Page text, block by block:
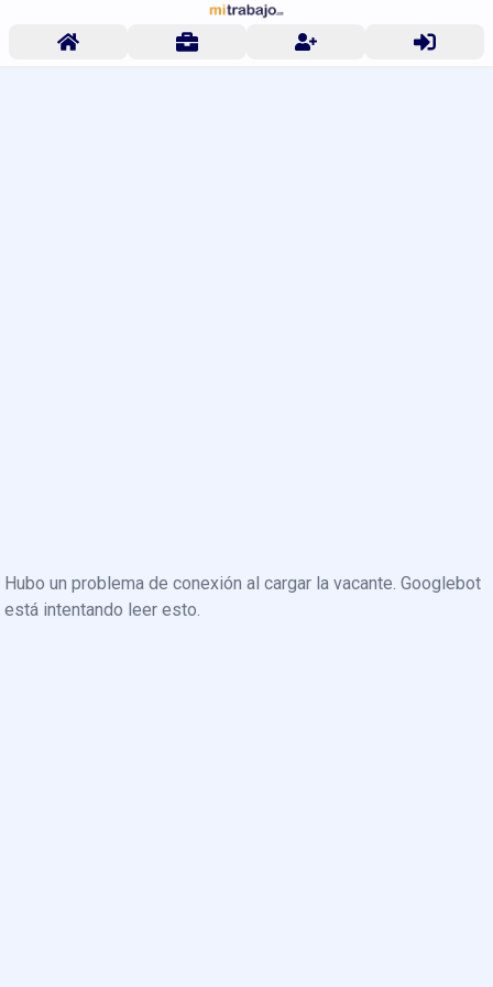
Hubo un problema de conexión al cargar la vacante. Googlebot
está intentando leer esto.